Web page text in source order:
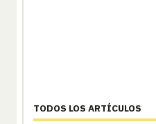
TODOS LOS ARTÍCULOS